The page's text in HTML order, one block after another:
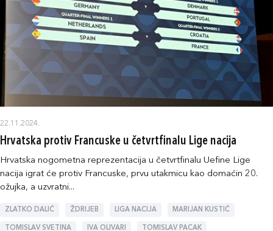
22.11.2024.
Hrvatska protiv Francuske u četvrtfinalu Lige nacija
Hrvatska nogometna reprezentacija u četvrtfinalu Uefine Lige
nacija igrat će protiv Francuske, prvu utakmicu kao domaćin 20.
ožujka, a uzvratni...
ZLATKO DALIĆ ŽDRIJEB LIGA NACIJA MARIJAN KUSTIĆ
TOMISLAV SVETINA IVA OLIVARI TOMISLAV PACAK